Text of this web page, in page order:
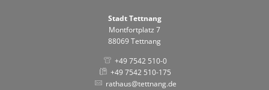
Stadt Tettnang
Montfortplatz 7
88069 Tettnang
+49 7542 510-0
+49 7542 510-175
rathaus@tettnang.de